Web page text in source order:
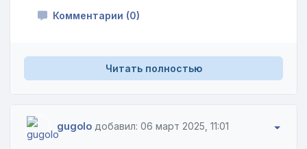
крайне оригинальные.
Комментарии (0)
Читать полностью
gugolo добавил: 06 март 2025, 11:01